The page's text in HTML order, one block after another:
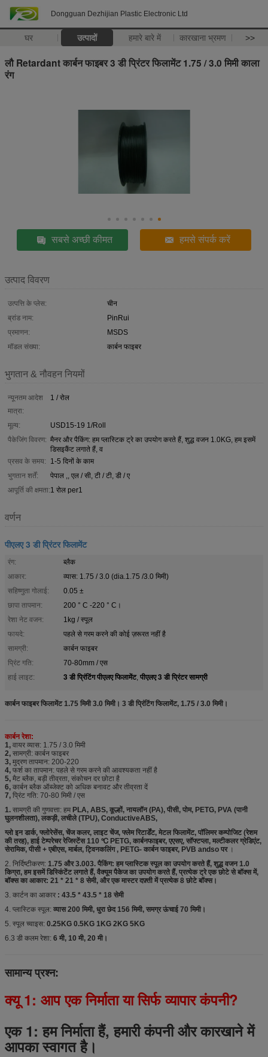
Dongguan Dezhijian Plastic Electronic Ltd
घर उत्पादों हमारे बारे में कारखाना भ्रमण >>
लौ Retardant कार्बन फाइबर 3 डी प्रिंटर फिलामेंट 1.75 / 3.0 मिमी काला
रंग
सबसे अच्छी कीमत हमसे संपर्क करें
उत्पाद विवरण
उत्पत्ति के प्लेस:
चीन
ब्रांड नाम:
PinRui
प्रमाणन:
MSDS
मॉडल संख्या:
कार्बन फाइबर
भुगतान & नौवहन नियमों
न्यूनतम आदेश
मात्रा:
1 / रोल
मूल्य:
USD15-19 1/Roll
पैकेजिंग विवरण: मैनर और पैकिंग: हम प्लास्टिक ट्रे का उपयोग करते हैं, शुद्ध वजन 1.0KG, हम इसमें
डिसइकैंट लगाते हैं, व
प्रसव के समय:
1-5 दिनों के काम
भुगतान शर्तें:
पेपाल ,, एल / सी, टी / टी, डी / ए
आपूर्ति की क्षमता:1 रोल per1
वर्णन
पीएलए 3 डी प्रिंटर फिलामेंट
रंग:
ब्लैक
आकार:
व्यास: 1.75 / 3.0 (dia.1.75 /3.0 मिमी)
सहिष्णुता गोलाई:
0.05 ±
छापा तापमान:
200 ° C -220 ° C।
रेशा नेट वजन:
1kg / स्पूल
फायदे:
पहले से गरम करने की कोई ज़रूरत नहीं है
सामग्री:
कार्बन फाइबर
प्रिंट गति:
70-80mm / एस
हाई लाइट:
3 डी प्रिंटिंग पीएलए फिलामेंट, पीएलए 3 डी प्रिंटर सामग्री
कार्बन फाइबर फिलामेंट 1.75 मिमी 3.0 मिमी। 3 डी प्रिंटिंग फिलामेंट, 1.75 / 3.0 मिमी।
कार्बन रेशा:
1, वायर व्यास: 1.75 / 3.0 मिमी
2, सामग्री: कार्बन फाइबर
3, मुद्रण तापमान: 200-220
4, फर्श का तापमान: पहले से गरम करने की आवश्यकता नहीं है
5, मैट ब्लैक, बड़ी तीव्रता, संकोचन दर छोटा है
6, कार्बन ब्लैक ऑब्जेक्ट को अधिक बनावट और तीव्रता दें
7, प्रिंट गति: 70-80 मिमी / एस
1. सामग्री की गुणवत्ता: हम PLA, ABS, कूल्हों, नायलॉन (PA), पीसी, पोम, PETG, PVA (पानी
घुलनशीलता), लकड़ी, लचीले (TPU), ConductiveABS,
ग्लो इन डार्क, फ्लोरेसेंस, चेंज कलर, लाइट चेंज, फ्लेम रिटार्डेंट, मेटल फिलामेंट, पॉलिमर कम्पोजिट (रेशम
की तरह), हाई टेम्परेचर रेजिस्टेंस 110 ℃ PETG, कार्बनफाइबर, एएसए, सॉफ्टप्ला, मल्टीकलर ग्रेडिएंट,
सेरामिक, पीसी + एबीएस, मार्बल, ट्विनकलिंग , PETG- कार्बन फाइबर, PVB andso पर।
2. निर्दिष्टीकरण: 1.75 और 3.003. पैकिंग: हम प्लास्टिक स्पूल का उपयोग करते हैं, शुद्ध वजन 1.0
किग्रा, हम इसमें डिस्किंटेंट लगाते हैं, वैक्यूम पैकेज का उपयोग करते हैं, प्रत्येक ट्रे एक छोटे से बॉक्स में,
बॉक्स का आकार: 21 * 21 * 8 सेमी, और एक मास्टर दफ़्ती में प्रत्येक 8 छोटे बॉक्स।
3. कार्टन का आकार : 43.5 * 43.5 * 18 सेमी
4. प्लास्टिक स्पूल: व्यास 200 मिमी, धुरा छेद 156 मिमी, समग्र ऊंचाई 70 मिमी।
5. स्पूल च्वाइस: 0.25KG 0.5KG 1KG 2KG 5KG
6.3 डी कलम रेशा: 6 मी, 10 मी, 20 मी।
सामान्य प्रश्न:
क्यू 1: आप एक निर्माता या सिर्फ व्यापार कंपनी?
एक 1: हम निर्माता हैं, हमारी कंपनी और कारखाने में
आपका स्वागत है।